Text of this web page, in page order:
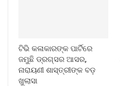
ଟିଭି କଳାକାରଙ୍କ ପାର୍ଟିରେ
ଜମୁଛି ଡ୍ରଗ୍ସର ଆସର,
ନାରାୟଣୀ ଶାସ୍ତ୍ରୀଙ୍କ ବଡ଼
ଖୁଲାସା